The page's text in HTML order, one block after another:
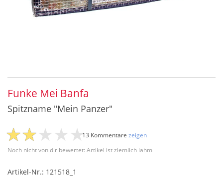
Funke Mei Banfa
Spitzname "Mein Panzer"
Noch nicht von dir bewertet: Artikel ist ziemlich lahm
13 Kommentare zeigen
Artikel-Nr.: 121518_1